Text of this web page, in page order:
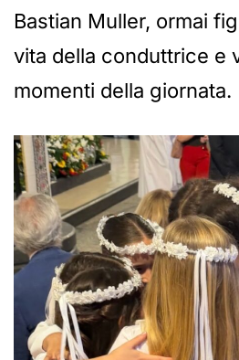
Bastian Muller, ormai
vita della conduttrice e
momenti della giornata.